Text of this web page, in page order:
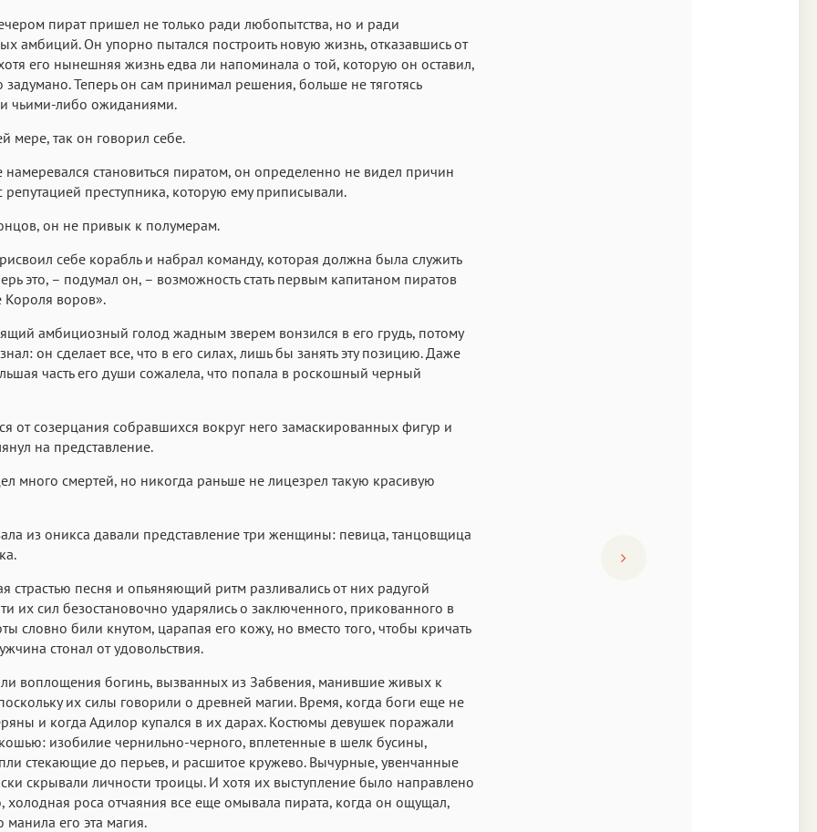
пират пришел не только ради любопытства, но и ради
амбиций. Он упорно пытался построить новую жизнь, отказавшись от
его нынешняя жизнь едва ли напоминала о той, которую он оставил,
задумано. Теперь он сам принимал решения, больше не тяготясь
чьими-либо ожиданиями.
мере, так он говорил себе.
намеревался становиться пиратом, он определенно не видел причин
репутацией преступника, которую ему приписывали.
он не привык к полумерам.
себе корабль и набрал команду, которая должна была служить
это, – подумал он, – возможность стать первым капитаном пиратов
Короля воров».
амбициозный голод жадным зверем вонзился в его грудь, потому
он сделает все, что в его силах, лишь бы занять эту позицию. Даже
часть его души сожалела, что попала в роскошный черный
от созерцания собравшихся вокруг него замаскированных фигур и
на представление.
много смертей, но никогда раньше не лицезрел такую красивую
из оникса давали представление три женщины: певица, танцовщица
страстью песня и опьяняющий ритм разливались от них радугой
их сил безостановочно ударялись о заключенного, прикованного в
словно били кнутом, царапая его кожу, но вместо того, чтобы кричать
стонал от удовольствия.
воплощения богинь, вызванных из Забвения, манившие живых к
их силы говорили о древней магии. Время, когда боги еще не
и когда Адилор купался в их дарах. Костюмы девушек поражали
изобилие чернильно-черного, вплетенные в шелк бусины,
стекающие до перьев, и расшитое кружево. Вычурные, увенчанные
скрывали личности троицы. И хотя их выступление было направлено
холодная роса отчаяния все еще омывала пирата, когда он ощущал,
манила его эта магия.